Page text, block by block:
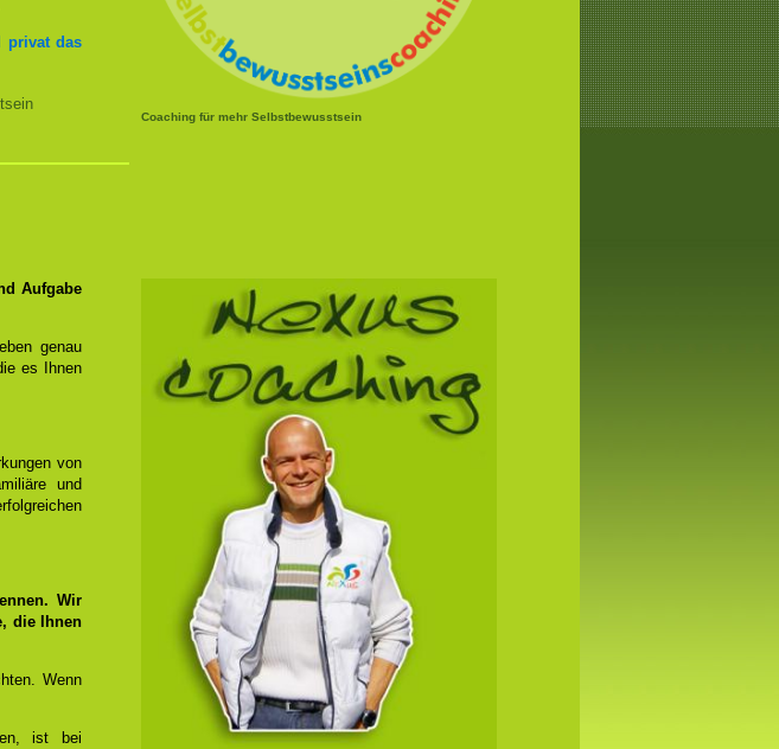
Coaching für mehr Selbstbewusstsein
privat das
Aufgabe
genau
es Ihnen
von
und
Wir
die Ihnen
Wenn
ist bei